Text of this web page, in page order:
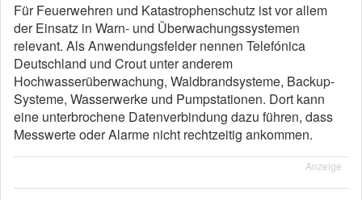
Für Feuerwehren und Katastrophenschutz ist vor allem
der Einsatz in Warn- und Überwachungssystemen
relevant. Als Anwendungsfelder nennen Telefónica
Deutschland und Crout unter anderem
Hochwasserüberwachung, Waldbrandsysteme, Backup-
Systeme, Wasserwerke und Pumpstationen. Dort kann
eine unterbrochene Datenverbindung dazu führen, dass
Messwerte oder Alarme nicht rechtzeitig ankommen.
Anzeige